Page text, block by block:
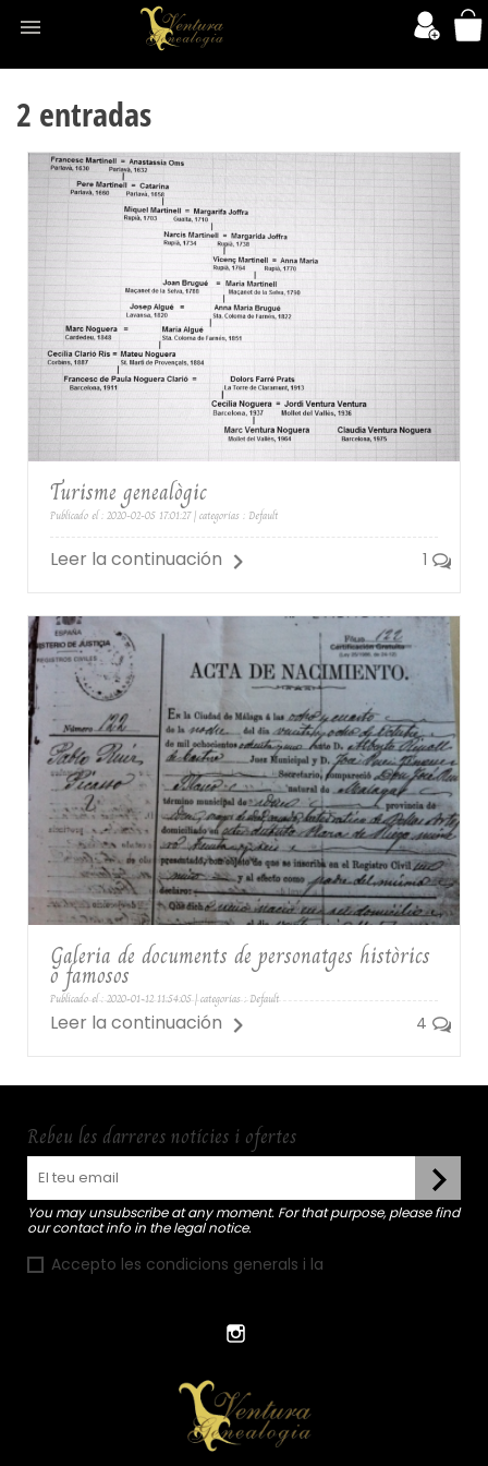

2 entradas
Turisme genealògic
Publicado el : 2020-02-05 17:01:27 | categorías : Default
Leer la continuación 1
Galeria de documents de personatges històrics
o famosos
Publicado el : 2020-01-12 11:54:05 | categorías :Default
Leer la continuación 4
Rebeu les darreres notícies i ofertes
You may unsubscribe at any moment. For that purpose, please find
our contact info in the legal notice.
Accepto les condicions generals i la